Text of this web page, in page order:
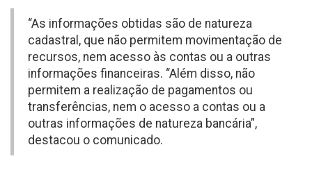
“As informações obtidas são de natureza
cadastral, que não permitem movimentação de
recursos, nem acesso às contas ou a outras
informações financeiras. “Além disso, não
permitem a realização de pagamentos ou
transferências, nem o acesso a contas ou a
outras informações de natureza bancária”,
destacou o comunicado.